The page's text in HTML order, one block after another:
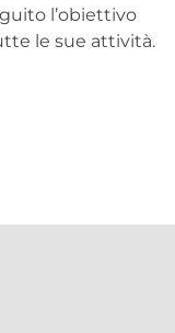
l’obiettivo
le sue attività.